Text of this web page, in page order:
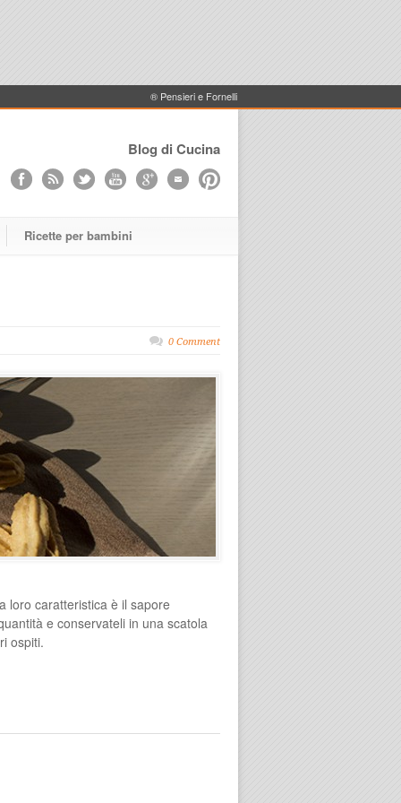
® Pensieri e Fornelli
Blog di Cucina
Ricette per bambini
0 Comment
loro caratteristica è il sapore
e conservateli in una scatola
ospiti.